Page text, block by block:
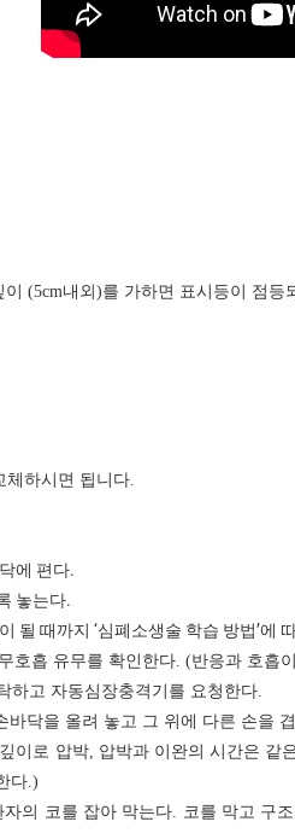
(5cm내외 )를 가하면 표시등이 점등
체하시면 됩니다.
에 편다.
놓는다.
될 때까지 ‘심폐소생술 학습 방법’에
호흡 유무를 확인한다. (반응과 호흡
하고 자동심장충격기를 요청한다.
바닥을 올려 놓고 그 위에 다른 손을
깊이로 압박, 압박과 이완의 시간은 같
다.)
의 코를 잡아 막는다. 코를 막고 구